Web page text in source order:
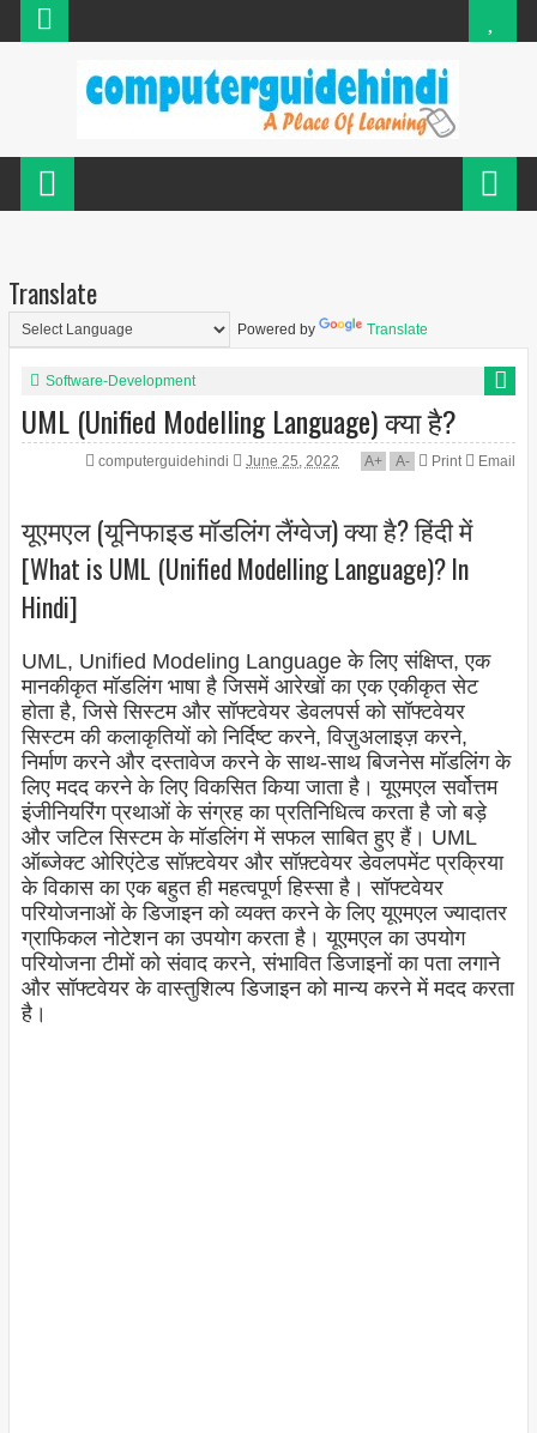
Translate
Powered by Translate
Software-Development
UML (Unified Modelling Language) क्या है?
computerguidehindi June 25, 2022 A+ A- Print Email
यूएमएल (यूनिफाइड मॉडलिंग लैंग्वेज) क्या है? हिंदी में
[What is UML (Unified Modelling Language)? In
Hindi]
UML, Unified Modeling Language के लिए संक्षिप्त, एक
मानकीकृत मॉडलिंग भाषा है जिसमें आरेखों का एक एकीकृत सेट
होता है, जिसे सिस्टम और सॉफ्टवेयर डेवलपर्स को सॉफ्टवेयर
सिस्टम की कलाकृतियों को निर्दिष्ट करने, विज़ुअलाइज़ करने,
निर्माण करने और दस्तावेज करने के साथ-साथ बिजनेस मॉडलिंग के
लिए मदद करने के लिए विकसित किया जाता है। यूएमएल सर्वोत्तम
इंजीनियरिंग प्रथाओं के संग्रह का प्रतिनिधित्व करता है जो बड़े
और जटिल सिस्टम के मॉडलिंग में सफल साबित हुए हैं। UML
ऑब्जेक्ट ओरिएंटेड सॉफ़्टवेयर और सॉफ़्टवेयर डेवलपमेंट प्रक्रिया
के विकास का एक बहुत ही महत्वपूर्ण हिस्सा है। सॉफ्टवेयर
परियोजनाओं के डिजाइन को व्यक्त करने के लिए यूएमएल ज्यादातर
ग्राफिकल नोटेशन का उपयोग करता है। यूएमएल का उपयोग
परियोजना टीमों को संवाद करने, संभावित डिजाइनों का पता लगाने
और सॉफ्टवेयर के वास्तुशिल्प डिजाइन को मान्य करने में मदद करता
है।